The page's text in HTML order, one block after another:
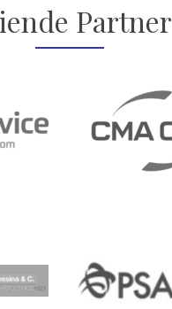
Partner